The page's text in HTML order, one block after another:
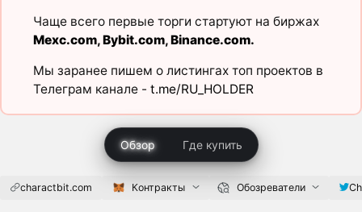
Чаще всего первые торги стартуют на биржах
Mexc.com,Bybit.com,Binance.com.
Мы заранее пишем о листингах топ проектов в
Телеграм канале - t.me/RU_HOLDER
Обзор Где купить
charactbit.com Контракты Обозреватели